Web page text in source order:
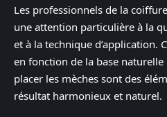
Les professionnels de la
une attention particulière à la
et à la technique d’application.
en fonction de la base
placer les mèches sont des
résultat harmonieux et naturel.